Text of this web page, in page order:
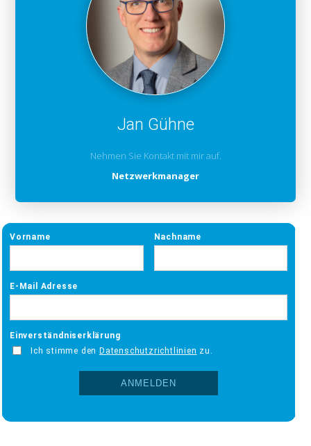
Jan Gühne
Nehmen Sie Kontakt mit mir auf.
Netzwerkmanager